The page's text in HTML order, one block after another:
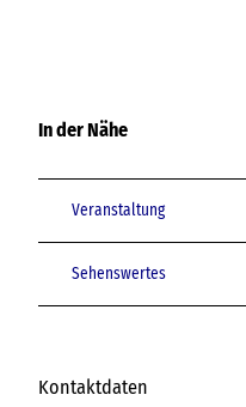
In der Nähe
Veranstaltung
Sehenswertes
Kontaktdaten